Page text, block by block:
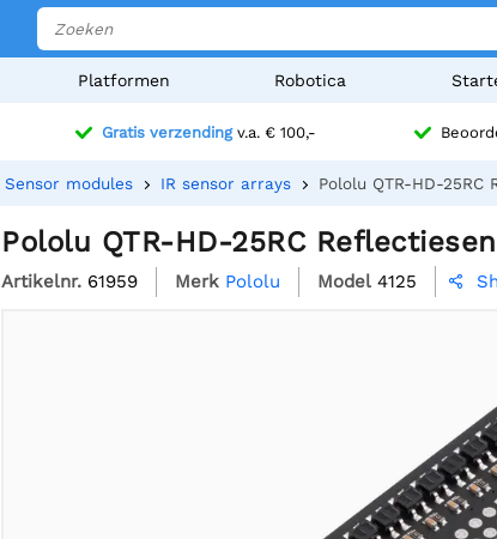
Platformen Robotica
Gratis verzendingv.a. € 100,-
Sensor modules IR sensor arrays Pololu QTR-HD-
Pololu QTR-HD-25RC
Artikelnr. 61959 Merk Pololu Model 4125 